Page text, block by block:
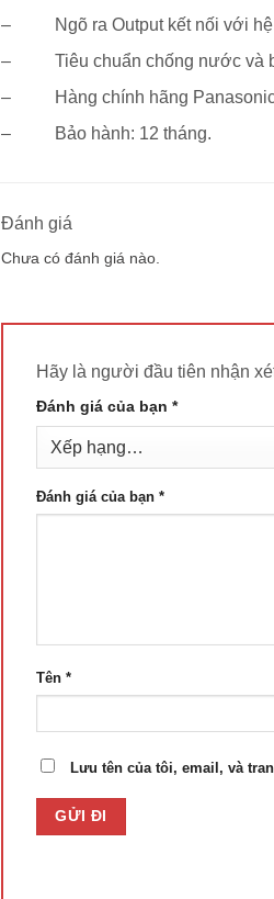
– Ngõ ra Output kết nối với hệ
– Tiêu chuẩn chống nước và
– Hàng chính hãng
– Bảo hành: 12 tháng.
Đánh giá
Chưa có đánh giá nào.
Hãy là người đầu tiên nhận
Đánh giá của bạn *
Đánh giá của bạn *
Tên *
Lưu tên của tôi, email, và